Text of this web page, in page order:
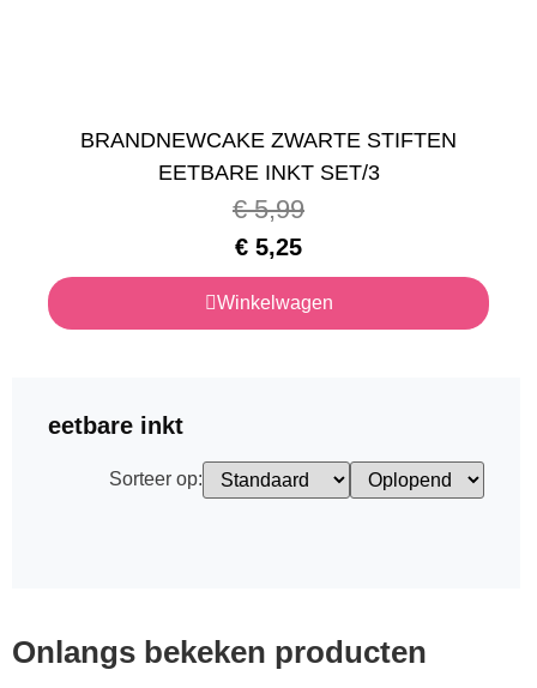
BRANDNEWCAKE ZWARTE STIFTEN
EETBARE INKT SET/3
€5,99
€ 5,25
Winkelwagen
eetbare inkt
Sorteer op:
Onlangs bekeken producten